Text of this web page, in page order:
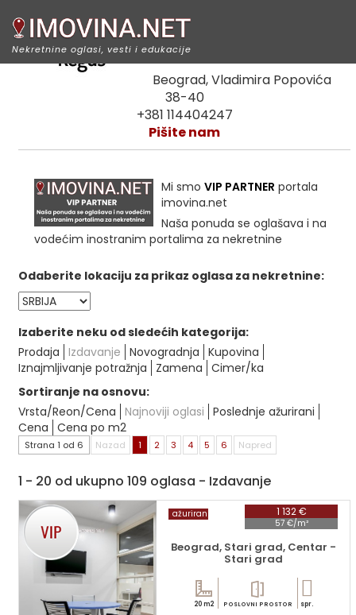
Regus IWG
Beograd, Vladimira Popovića
38-40
+381 114404247
Pišite nam
Mi smo VIP PARTNER portala
imovina.net
Naša ponuda se oglašava i na
vodećim inostranim portalima za nekretnine
Odaberite lokaciju za prikaz oglasa za nekretnine:
Izaberite neku od sledećih kategorija:
Prodaja Izdavanje Novogradnja Kupovina
Iznajmljivanje potražnja
Zamena Cimer/ka
Sortiranje na osnovu:
Vrsta/Reon/Cena Najnoviji oglasi Poslednje ažurirani
Cena Cena po m2
Strana 1 od 6 Nazad 1 2 3 4 5 6 Napred
1 - 20 od ukupno 109 oglasa - Izdavanje
1 132 €
57 €/m²
ažuriran
Beograd, Stari grad, Centar -
Stari grad
20 m2 POSLOVNI PROSTOR spr.
Nekretnine oglasi, vesti i edukacije